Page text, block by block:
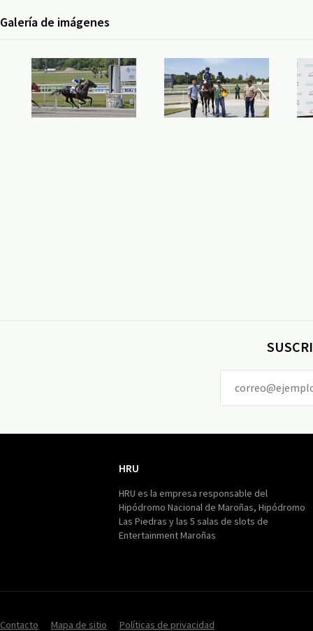
Galería de imágenes
HRU
HRU es la empresa responsable del
Hipódromo Nacional de Maroñas, Hipódromo
Las Piedras y las 5 salas de slots de
Entertainment Maroñas
Contacto Mapa de sitio Políticas de privacidad